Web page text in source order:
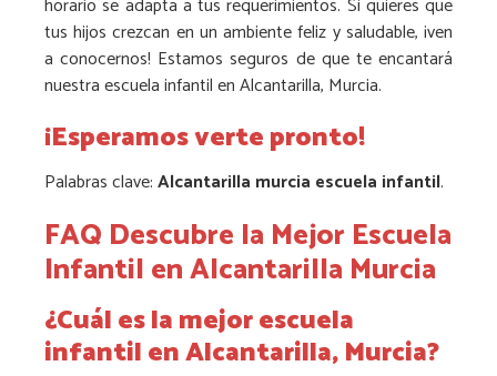
tus hijos crezcan en un ambiente feliz y saludable, ¡ven
a conocernos! Estamos seguros de que te encantará
nuestra escuela infantil en Alcantarilla, Murcia.
¡Esperamos verte pronto!
Palabras clave:Alcantarilla murcia escuela infantil.
FAQ Descubre la Mejor Escuela
Infantil en Alcantarilla Murcia
¿Cuál es la mejor escuela
infantil en Alcantarilla, Murcia?